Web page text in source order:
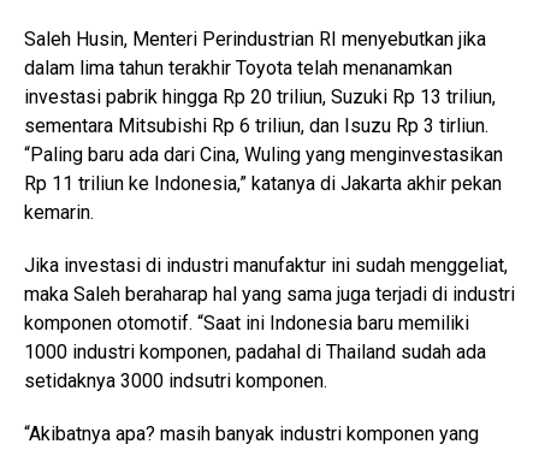
Saleh Husin, Menteri Perindustrian RI menyebutkan jika
dalam lima tahun terakhir Toyota telah menanamkan
investasi pabrik hingga Rp 20 triliun, Suzuki Rp 13 triliun,
sementara Mitsubishi Rp 6 triliun, dan Isuzu Rp 3 tirliun.
“Paling baru ada dari Cina, Wuling yang menginvestasikan
Rp 11 triliun ke Indonesia,” katanya di Jakarta akhir pekan
kemarin.
Jika investasi di industri manufaktur ini sudah menggeliat,
maka Saleh beraharap hal yang sama juga terjadi di industri
komponen otomotif. “Saat ini Indonesia baru memiliki
1000 industri komponen, padahal di Thailand sudah ada
setidaknya 3000 indsutri komponen.
“Akibatnya apa? masih banyak industri komponen yang